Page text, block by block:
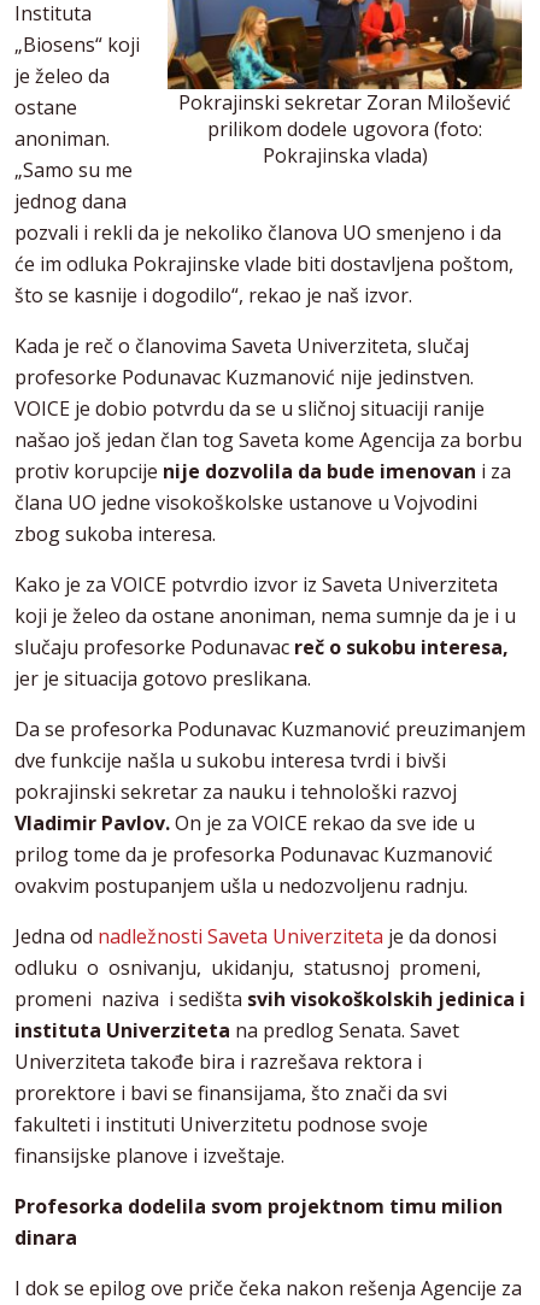
Pokrajinski sekretar Zoran Milošević
prilikom dodele ugovora (foto:
Pokrajinska vlada)
Instituta
„Biosens“ koji
je želeo da
ostane
anoniman.
„Samo su me
jednog dana
pozvali i rekli da je nekoliko članova UO smenjeno i da
će im odluka Pokrajinske vlade biti dostavljena poštom,
što se kasnije i dogodilo“, rekao je naš izvor.
Kada je reč o članovima Saveta Univerziteta, slučaj
profesorke Podunavac Kuzmanović nije jedinstven.
VOICE je dobio potvrdu da se u sličnoj situaciji ranije
našao još jedan član tog Saveta kome Agencija za borbu
protiv korupcije nije dozvolila da bude imenovan i za
člana UO jedne visokoškolske ustanove u Vojvodini
zbog sukoba interesa.
Kako je za VOICE potvrdio izvor iz Saveta Univerziteta
koji je želeo da ostane anoniman, nema sumnje da je i u
slučaju profesorke Podunavac reč o sukobu interesa,
jer je situacija gotovo preslikana.
Da se profesorka Podunavac Kuzmanović preuzimanjem
dve funkcije našla u sukobu interesa tvrdi i bivši
pokrajinski sekretar za nauku i tehnološki razvoj
Vladimir Pavlov.On je za VOICE rekao da sve ide u
prilog tome da je profesorka Podunavac Kuzmanović
ovakvim postupanjem ušla u nedozvoljenu radnju.
Jedna od nadležnosti Saveta Univerziteta je da donosi
odluku o osnivanju, ukidanju, statusnoj promeni,
promeni naziva i sedišta svih visokoškolskih jedinica i
instituta Univerziteta na predlog Senata. Savet
Univerziteta takođe bira i razrešava rektora i
prorektore i bavi se finansijama, što znači da svi
fakulteti i instituti Univerzitetu podnose svoje
finansijske planove i izveštaje.
Profesorka dodelila svom projektnom timu milion
dinara
I dok se epilog ove priče čeka nakon rešenja Agencije za